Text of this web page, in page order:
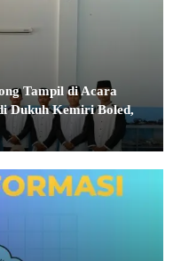
Tampil di Acara
Dukuh Kemiri Boled,